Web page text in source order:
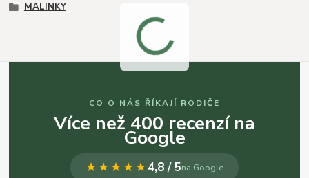
MALINKY
CO O NÁS ŘÍKAJÍ RODIČE
Více než 400 recenzí na
Google
★★★★★4,8 / 5na Google